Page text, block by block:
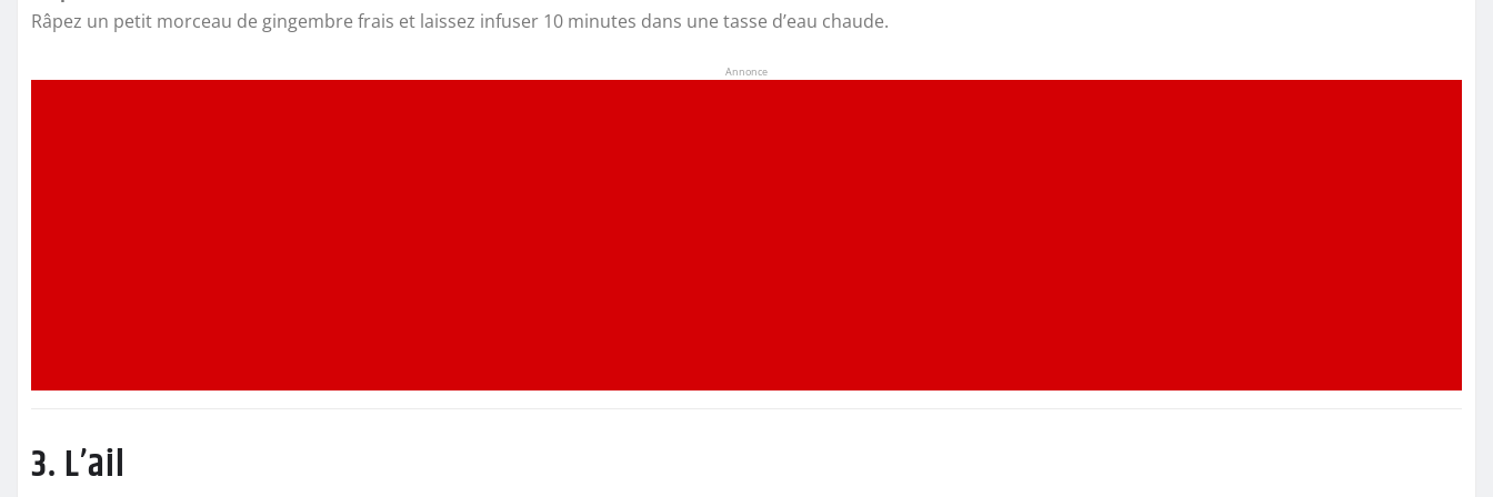
Râpez un petit morceau de gingembre frais et laissez infuser 10 minutes dans une tasse d’eau chaude.
Annonce
3. L’ail